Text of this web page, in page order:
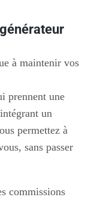
à maintenir vos
prennent une
un
permettez à
sans passer
commissions